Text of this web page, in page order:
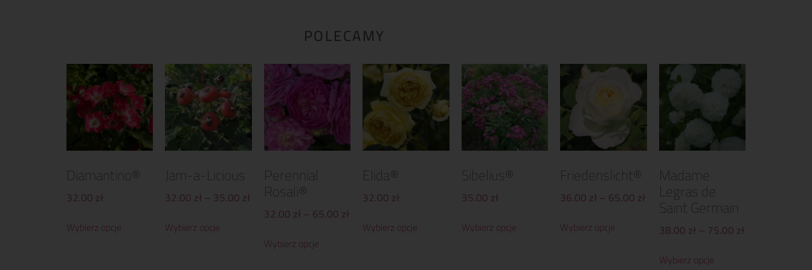
POLECAMY
Diamantino®
32.00zł
Wybierz opcje
Jam-a-Licious
32.00zł– 35.00zł
Wybierz opcje
Perennial
Rosali®
32.00zł– 65.00zł
Wybierz opcje
Elida®
32.00zł
Wybierz opcje
Sibelius®
35.00zł
Wybierz opcje
Friedenslicht®
36.00zł– 65.00zł
Wybierz opcje
Madame
Legras de
Saint Germain
38.00zł– 75.00zł
Wybierz opcje